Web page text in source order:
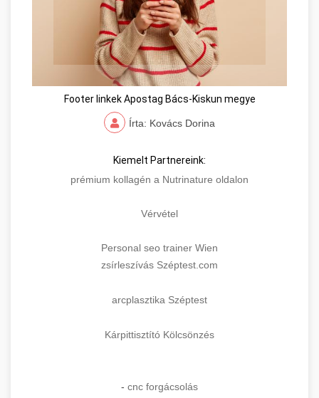
Footer linkek Apostag Bács-Kiskun megye
Írta: Kovács Dorina
Kiemelt Partnereink:
prémium kollagén a Nutrinature oldalon
Vérvétel
Personal seo trainer Wien
zsírleszívás Széptest.com
arcplasztika Széptest
Kárpittisztító Kölcsönzés
- cnc forgácsolás